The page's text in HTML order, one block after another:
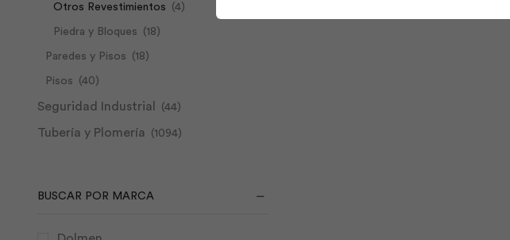
Otros Revestimientos (4)
Piedra y Bloques (18)
Paredes y Pisos (18)
Pisos (40)
Seguridad Industrial (44)
Tubería y Plomería (1094)
BUSCAR POR MARCA